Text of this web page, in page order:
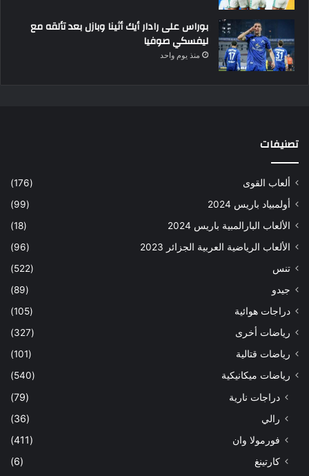
بوراس على رادار أيك أثينا وبازل بعد تألقه مع
ليفسكي صوفيا
منذ يوم واحد
تصنيفات
ألعاب القوى
(176)
أولمبياد باريس 2024
(99)
الألعاب البارالمبية باريس 2024
(18)
الألعاب الرياضية العربية الجزائر 2023
(96)
تنس
(522)
جيدو
(89)
دراجات هوائية
(105)
رياضات أخرى
(327)
رياضات قتالية
(101)
رياضات ميكانيكية
(540)
دراجات نارية
(79)
رالي
(36)
فورمولا وان
(411)
كارتينغ
(6)